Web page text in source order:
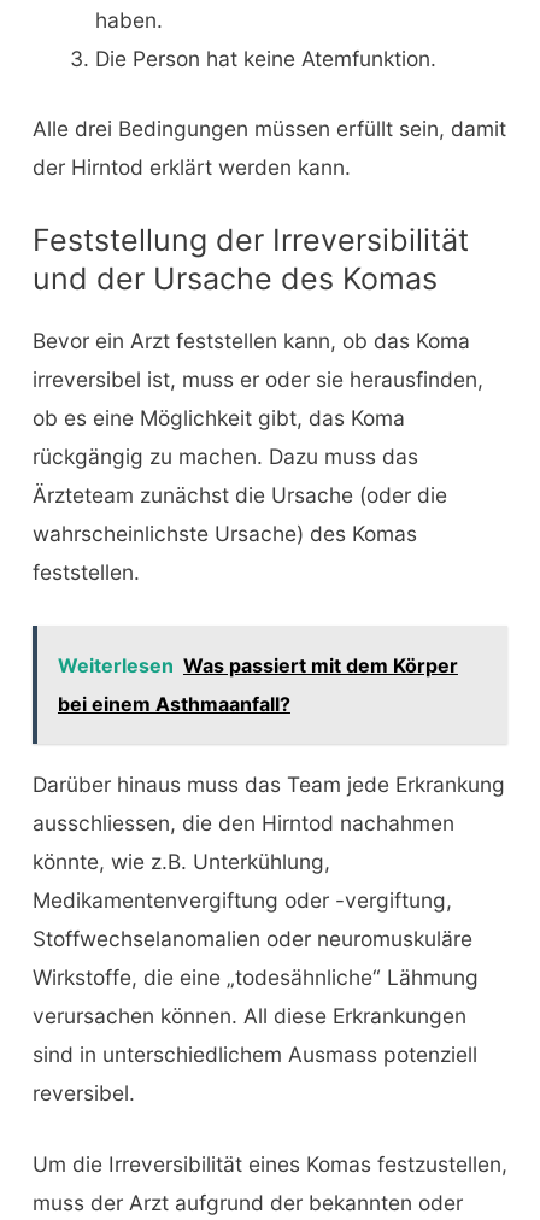
haben.
Die Person hat keine Atemfunktion.
Alle drei Bedingungen müssen erfüllt sein, damit
der Hirntod erklärt werden kann.
Feststellung der Irreversibilität
und der Ursache des Komas
Bevor ein Arzt feststellen kann, ob das Koma
irreversibel ist, muss er oder sie herausfinden,
ob es eine Möglichkeit gibt, das Koma
rückgängig zu machen. Dazu muss das
Ärzteteam zunächst die Ursache (oder die
wahrscheinlichste Ursache) des Komas
feststellen.
Weiterlesen Was passiert mit dem Körper
bei einem Asthmaanfall?
Darüber hinaus muss das Team jede Erkrankung
ausschliessen, die den Hirntod nachahmen
könnte, wie z.B. Unterkühlung,
Medikamentenvergiftung oder -vergiftung,
Stoffwechselanomalien oder neuromuskuläre
Wirkstoffe, die eine „todesähnliche“ Lähmung
verursachen können. All diese Erkrankungen
sind in unterschiedlichem Ausmass potenziell
reversibel.
Um die Irreversibilität eines Komas festzustellen,
muss der Arzt aufgrund der bekannten oder